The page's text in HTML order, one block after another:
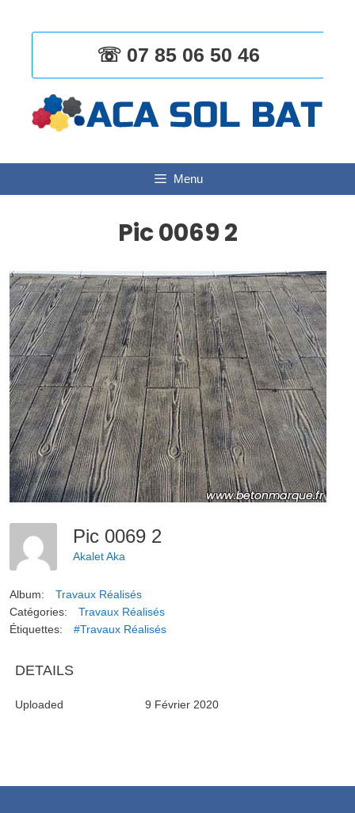
☏ 07 85 06 50 46
Menu
Pic 0069 2
Pic 0069 2
Akalet Aka
Album:
Travaux Réalisés
Catégories:
Travaux Réalisés
Étiquettes:
#Travaux Réalisés
DETAILS
Uploaded 9 Février 2020